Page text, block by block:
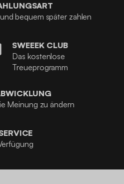
bequem später zahlen
SWEEEK CLUB
Das kostenlose
Treueprogramm
Meinung zu ändern